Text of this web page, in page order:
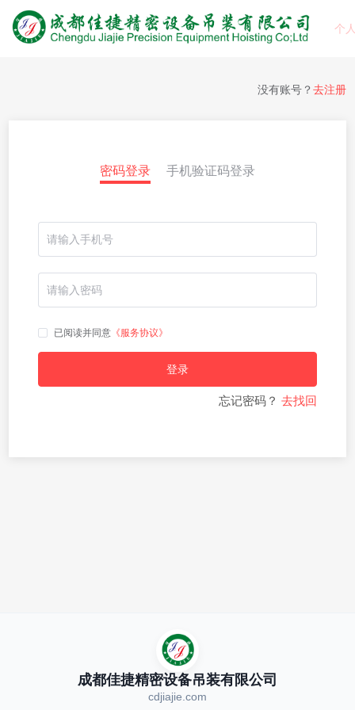
个
密码登录 手机验证码登录
已阅读并同意 《服务协议》
登录
忘记密码？ 去找回
没有账号？ 去注册
成都佳捷精密设备吊装有限公司
cdjiajie.com